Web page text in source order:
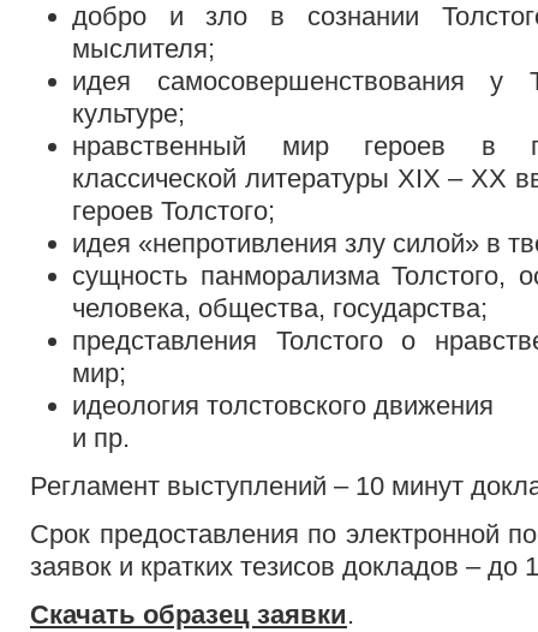
добро и зло в сознании
мыслителя;
идея самосовершенствования
культуре;
нравственный мир героев в
классической литературы XIX – XX
героев Толстого;
идея «непротивления злу силой» в
сущность панморализма Толстого,
человека, общества, государства;
представления Толстого о
мир;
идеология толстовского движения
и пр.
Регламент выступлений – 10 минут
Срок предоставления по электронной
заявок и кратких тезисов докладов – до
Скачать образец заявки.